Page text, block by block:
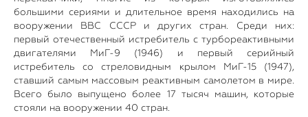
большими сериями и длительное время находились на
вооружении ВВС СССР и других стран. Среди них:
первый отечественный истребитель с турбореактивными
двигателями МиГ-9 (1946) и первый серийный
истребитель со стреловидным крылом МиГ-15 (1947),
ставший самым массовым реактивным самолетом в мире.
Всего было выпущено более 17 тысяч машин, которые
стояли на вооружении 40 стран.